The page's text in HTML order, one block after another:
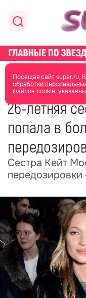
Посещая сайт super.ru,
обработки
файлов cookie,
главная
13 сентября 2024
26-летняя
попала в
Сестра Кейт